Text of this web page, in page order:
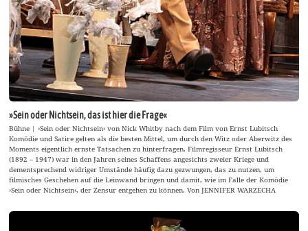
»Sein oder Nichtsein, das ist hier die Frage«
Bühne | ›Sein oder Nichtsein‹ von Nick Whitby nach dem Film von Ernst Lubitsch
Komödie und Satire gelten als die besten Mittel, um durch den Witz oder Aberwitz des
Moments eigentlich ernste Tatsachen zu hinterfragen. Filmregisseur Ernst Lubitsch
(1892 – 1947) war in den Jahren seines Schaffens angesichts zweier Kriege und
dementsprechend widriger Umstände häufig dazu gezwungen, das zu nutzen, um
filmisches Geschehen auf die Leinwand bringen und damit, wie im Falle der Komödie
›Sein oder Nichtsein‹, der Zensur entgehen zu können. Von JENNIFER WARZECHA